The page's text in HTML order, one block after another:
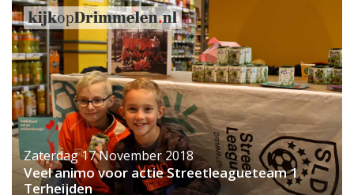
Zaterdag 17 November 2018
Veel animo voor actie Streetleagueteam 1
Terheijden